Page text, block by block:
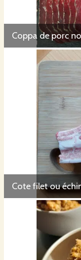
Coppa de porc
Cote filet ou